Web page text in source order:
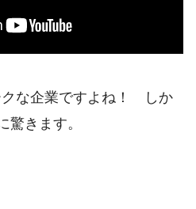
クな企業ですよね！ しか
驚きます。